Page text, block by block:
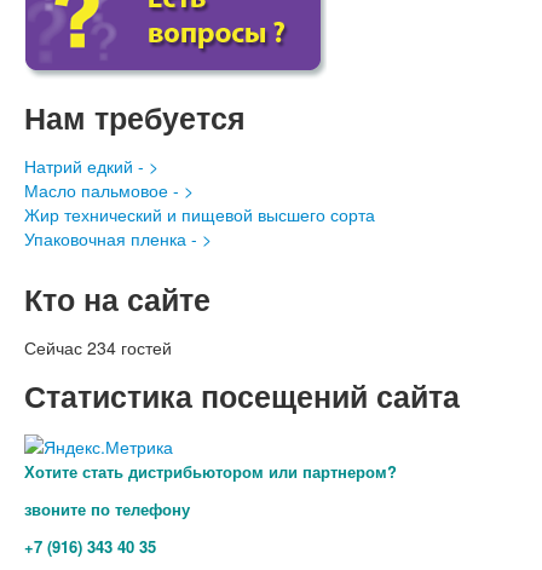
Нам требуется
Натрий едкий - >
Масло пальмовое - >
Жир технический и пищевой высшего сорта
Упаковочная пленка - >
Кто на сайте
Сейчас 234 гостей
Статистика посещений сайта
Хотите стать дистрибьютором или партнером?
звоните по телефону
+7 (916) 343 40 35